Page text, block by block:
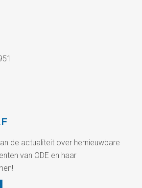
de actualiteit over hernieuwbare
van ODE en haar